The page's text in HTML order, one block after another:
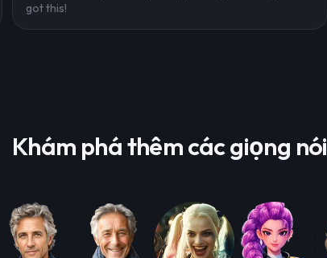
got this!
Khám phá thêm các giọng nói